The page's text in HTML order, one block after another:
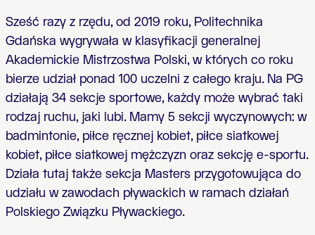
Sześć razy z rzędu, od 2019 roku, Politechnika
Gdańska wygrywała w klasyfikacji generalnej
Akademickie Mistrzostwa Polski, w których co roku
bierze udział ponad 100 uczelni z całego kraju. Na PG
działają 34 sekcje sportowe, każdy może wybrać taki
rodzaj ruchu, jaki lubi. Mamy 5 sekcji wyczynowych: w
badmintonie, piłce ręcznej kobiet, piłce siatkowej
kobiet, piłce siatkowej mężczyzn oraz sekcję e-sportu.
Działa tutaj także sekcja Masters przygotowująca do
udziału w zawodach pływackich w ramach działań
Polskiego Związku Pływackiego.